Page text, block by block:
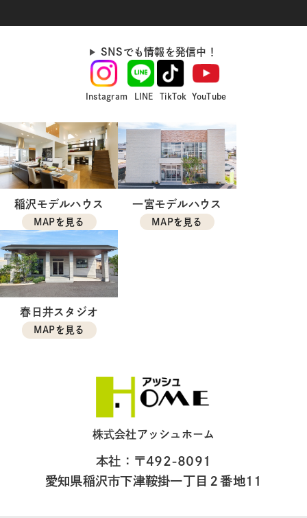
SNSでも情報を発信中！
Instagram LINE TikTok YouTube
稲沢モデルハウス
MAPを見る
一宮モデルハウス
MAPを見る
春日井スタジオ
MAPを見る
株式会社アッシュホーム
本社：〒492-8091
愛知県稲沢市下津鞍掛一丁目２番地11